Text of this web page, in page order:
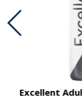
Excellent